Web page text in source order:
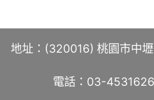
地址：(320016) 桃園市中
電話：03-